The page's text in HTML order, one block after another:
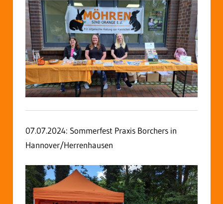
07.07.2024: Sommerfest Praxis Borchers in
Hannover/Herrenhausen